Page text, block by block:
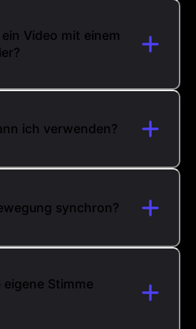
Video mit einem
ich verwenden?
synchron?
Stimme